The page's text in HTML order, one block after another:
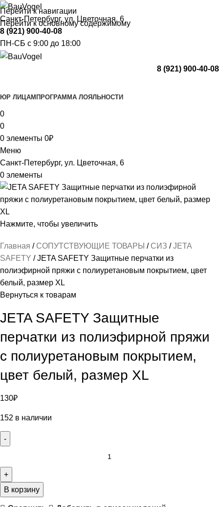
Перейти к навигации
Перейти к основному содержимому
Санкт-Петербург, ул. Цветочная, 6
8 (921) 900-40-08
ПН-СБ с 9:00 до 18:00
8 (921) 900-40-08
ЮР ЛИЦАМПРОГРАММА ЛОЯЛЬНОСТИ
0
0
0 элементы 0₽
Меню
Санкт-Петербург, ул. Цветочная, 6
0 элементы
Нажмите, чтобы увеличить
Главная СОПУТСТВУЮЩИЕ ТОВАРЫ СИЗ
JETA
SAFETY
JETA SAFETY Защитные перчатки из
полиэфирной пряжи c полиуретановым покрытием, цвет
белый, размер XL
Вернуться к товарам
JETA SAFETY Защитные
перчатки из полиэфирной пряжи
c полиуретановым покрытием,
цвет белый, размер XL
130₽
152 в наличии
В корзину